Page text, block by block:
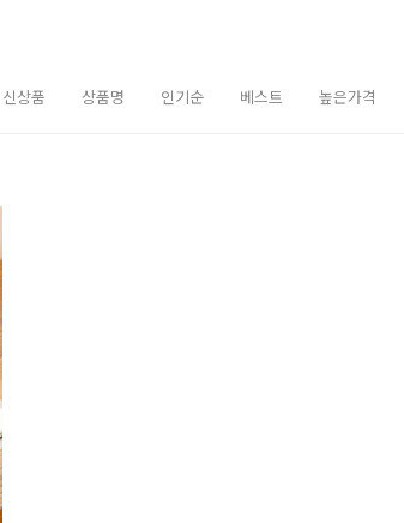
신상품 상품명 인기순 베스트 높은가격